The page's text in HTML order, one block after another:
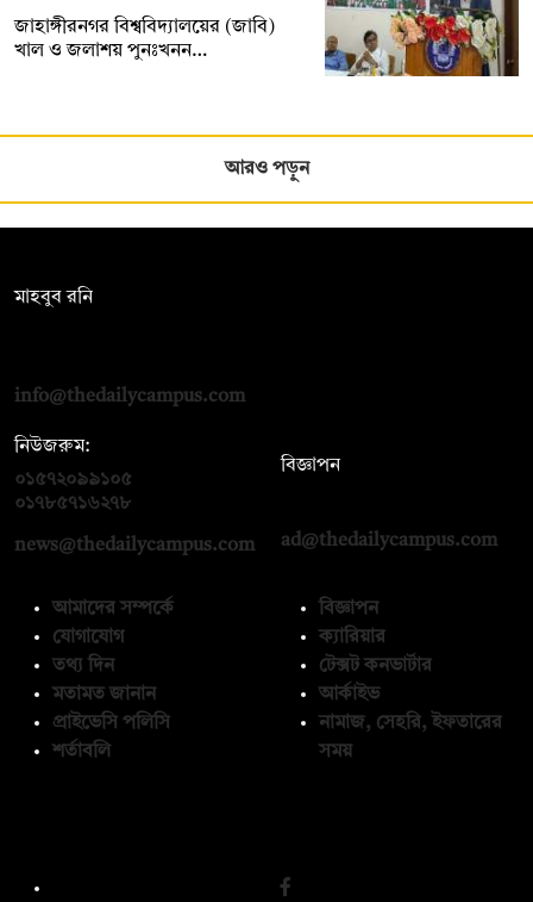
‎‎জাহাঙ্গীরনগর বিশ্ববিদ্যালয়ের (জাবি)
খাল ও জলাশয় পুনঃখনন…
আরও পড়ুন
মাহবুব রনি
info@thedailycampus.com
নিউজরুম:
০১৫৭২০৯৯১০৫
০১৭৮৫৭১৬২৭৮
news@thedailycampus.com
বিজ্ঞাপন
ad@thedailycampus.com
আমাদের সম্পর্কে
যোগাযোগ
তথ্য দিন
মতামত জানান
প্রাইভেসি পলিসি
শর্তাবলি
বিজ্ঞাপন
ক্যারিয়ার
টেক্সট কনভার্টার
আর্কাইভ
নামাজ, সেহরি, ইফতারের
সময়